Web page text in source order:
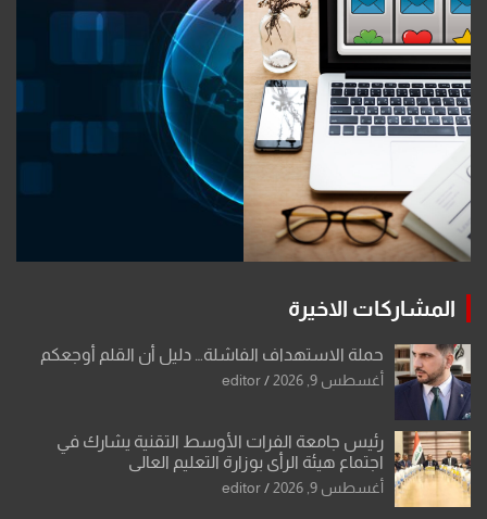
المشاركات الاخيرة
حملة الاستهداف الفاشلة… دليل أن القلم أوجعكم
أغسطس 9, 2026 editor
رئيس جامعة الفرات الأوسط التقنية يشارك في
اجتماع هيئة الرأي بوزارة التعليم العالي
أغسطس 9, 2026 editor